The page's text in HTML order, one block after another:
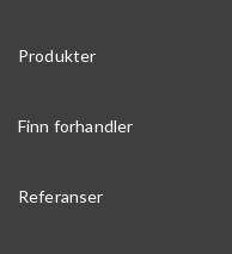
Produkter
Finn forhandler
Referanser